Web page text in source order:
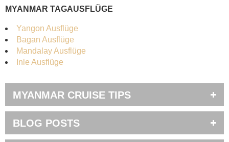
MYANMAR TAGAUSFLÜGE
Yangon Ausflüge
Bagan Ausflüge
Mandalay Ausflüge
Inle Ausflüge
MYANMAR CRUISE TIPS
BLOG POSTS